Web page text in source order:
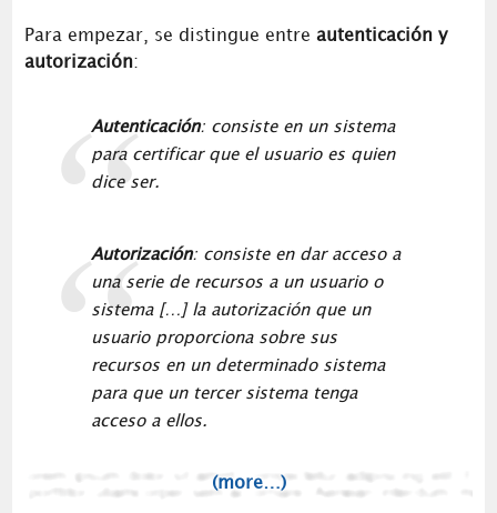
Para empezar, se distingue entre autenticación y
autorización:
Autenticación: consiste en un sistema
para certificar que el usuario es quien
dice ser.
Autorización: consiste en dar acceso a
una serie de recursos a un usuario o
sistema […] la autorización que un
usuario proporciona sobre sus
recursos en un determinado sistema
para que un tercer sistema tenga
acceso a ellos.
(more…)